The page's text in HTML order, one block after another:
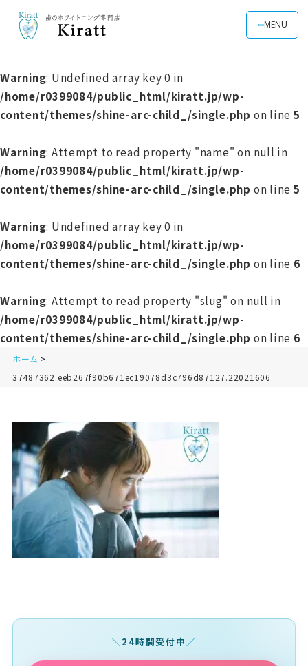
MENU
Warning: Undefined array key 0 in
/home/r0399084/public_html/kiratt.jp/wp-
content/themes/shine-arc-child_/single.php on line 5
Warning: Attempt to read property "name" on null in
/home/r0399084/public_html/kiratt.jp/wp-
content/themes/shine-arc-child_/single.php on line 5
Warning: Undefined array key 0 in
/home/r0399084/public_html/kiratt.jp/wp-
content/themes/shine-arc-child_/single.php on line 6
Warning: Attempt to read property "slug" on null in
/home/r0399084/public_html/kiratt.jp/wp-
content/themes/shine-arc-child_/single.php on line 6
ホーム
37487362.eeb267f90b671ec19078d3c796d87127.22021606
24時間受付中